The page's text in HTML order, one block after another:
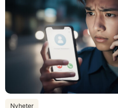
Nyheter